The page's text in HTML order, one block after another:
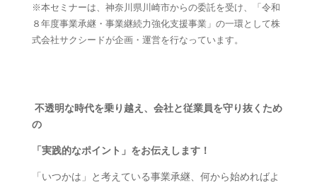
※本セミナーは、神奈川県川崎市からの委託を受け、「令和
８年度事業承継・事業継続力強化支援事業」の一環として株
式会社サクシードが企画・運営を行なっています。
不透明な時代を乗り越え、会社と従業員を守り抜くため
の
「実践的なポイント」をお伝えします！
「いつかは」と考えている事業承継、何から始めればよ